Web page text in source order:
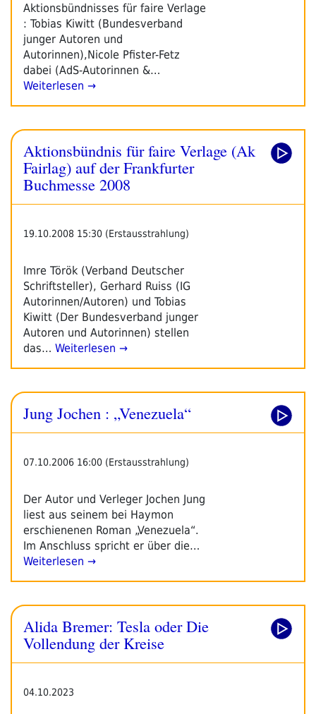
Aktionsbündnisses für faire Verlage
: Tobias Kiwitt (Bundesverband
junger Autoren und
Autorinnen),Nicole Pfister-Fetz
dabei (AdS-Autorinnen &…
Weiterlesen →
Aktionsbündnis für faire Verlage (Ak
Fairlag) auf der Frankfurter
Buchmesse 2008
19.10.2008 15:30 (Erstausstrahlung)
Imre Török (Verband Deutscher
Schriftsteller), Gerhard Ruiss (IG
Autorinnen/Autoren) und Tobias
Kiwitt (Der Bundesverband junger
Autoren und Autorinnen) stellen
das… Weiterlesen →
Jung Jochen : „Venezuela“
07.10.2006 16:00 (Erstausstrahlung)
Der Autor und Verleger Jochen Jung
liest aus seinem bei Haymon
erschienenen Roman „Venezuela“.
Im Anschluss spricht er über die…
Weiterlesen →
Alida Bremer: Tesla oder Die
Vollendung der Kreise
04.10.2023